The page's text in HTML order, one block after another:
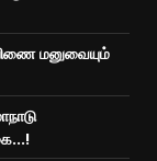
மனுவையும்